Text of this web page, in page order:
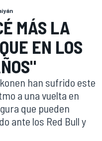
MÁS LA
EN LOS
han sufrido este
a una vuelta en
que pueden
ante los Red Bull y